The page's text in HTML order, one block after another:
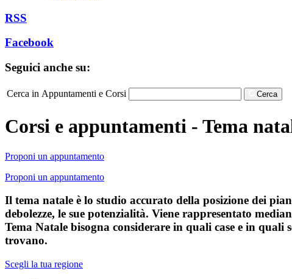
RSS
Facebook
Seguici anche su:
Cerca in Appuntamenti e Corsi Cerca
Corsi e appuntamenti - Tema
Proponi un appuntamento
Proponi un appuntamento
Il tema natale è lo studio accurato della posizione dei
debolezze, le sue potenzialità. Viene rappresentato
Tema Natale bisogna considerare in quali case e in quali
trovano.
Scegli la tua regione